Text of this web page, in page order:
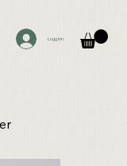
Logg inn